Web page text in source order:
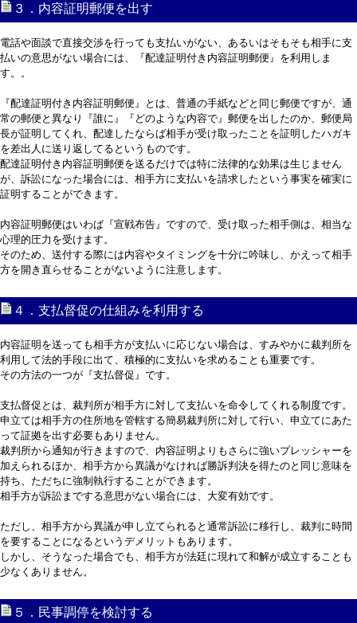
３．内容証明郵便を出す
電話や面談で直接交渉を行っても支払いがない、あるいはそもそも相手に支
払いの意思がない場合には、『配達証明付き内容証明郵便』を利用しま
す。。
『配達証明付き内容証明郵便』とは、普通の手紙などと同じ郵便ですが、通
常の郵便と異なり『誰に』『どのような内容で』郵便を出したのか、郵便局
長が証明してくれ、配達したならば相手が受け取ったことを証明したハガキ
を差出人に送り返してるというものです。
配達証明付き内容証明郵便を送るだけでは特に法律的な効果は生じません
が、訴訟になった場合には、相手方に支払いを請求したという事実を確実に
証明することができます。
内容証明郵便はいわば『宣戦布告』ですので、受け取った相手側は、相当な
心理的圧力を受けます。
そのため、送付する際には内容やタイミングを十分に吟味し、かえって相手
方を開き直らせることがないように注意します。
４．支払督促の仕組みを利用する
内容証明を送っても相手方が支払いに応じない場合は、すみやかに裁判所を
利用して法的手段に出て、積極的に支払いを求めることも重要です。
その方法の一つが『支払督促』です。
支払督促とは、裁判所が相手方に対して支払いを命令してくれる制度です。
申立ては相手方の住所地を管轄する簡易裁判所に対して行い、申立てにあた
って証拠を出す必要もありません。
裁判所から通知が行きますので、内容証明よりもさらに強いプレッシャーを
加えられるほか、相手方から異議がなければ勝訴判決を得たのと同じ意味を
持ち、ただちに強制執行することができます。
相手方が訴訟までする意思がない場合には、大変有効です。
ただし、相手方から異議が申し立てられると通常訴訟に移行し、裁判に時間
を要することになるというデメリットもあります。
しかし、そうなった場合でも、相手方が法廷に現れて和解が成立することも
少なくありません。
５．民事調停を検討する